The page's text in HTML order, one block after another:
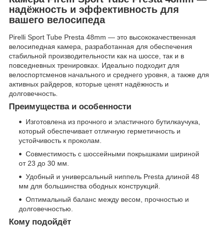
надёжность и эффективность для
вашего велосипеда
Pirelli Sport Tube Presta 48mm — это высококачественная
велосипедная камера, разработанная для обеспечения
стабильной производительности как на шоссе, так и в
повседневных тренировках. Идеально подходит для
велоспортсменов начального и среднего уровня, а также для
активных райдеров, которые ценят надёжность и
долговечность.
Преимущества и особенности
Изготовлена из прочного и эластичного бутилкаучука,
который обеспечивает отличную герметичность и
устойчивость к проколам.
Совместимость с шоссейными покрышками шириной
от 23 до 30 мм.
Удобный и универсальный ниппель Presta длиной 48
мм для большинства ободных конструкций.
Оптимальный баланс между весом, прочностью и
долговечностью.
Кому подойдёт